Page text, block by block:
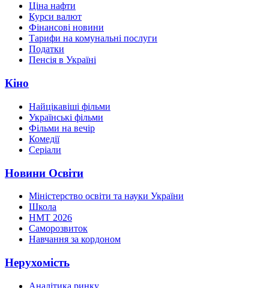
Ціна нафти
Курси валют
Фінансові новини
Тарифи на комунальні послуги
Податки
Пенсія в Україні
Кіно
Найцікавіші фільми
Українські фільми
Фільми на вечір
Комедії
Серіали
Новини Освіти
Міністерство освіти та науки України
Школа
НМТ 2026
Саморозвиток
Навчання за кордоном
Нерухомість
Аналітика ринку